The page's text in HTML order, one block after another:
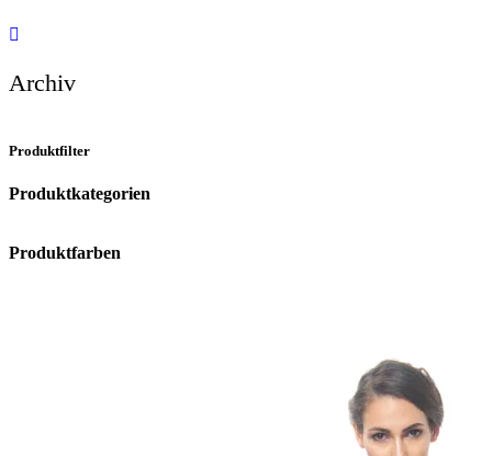
Archiv
Produktfilter
Produktkategorien
Produktfarben